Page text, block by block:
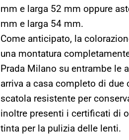
mm e larga 52 mm oppure
mm e larga 54 mm.
Come anticipato, la
una montatura
Prada Milano su entrambe le
arriva a casa completo di due
scatola resistente per
inoltre presenti i certificati di
tinta per la pulizia delle lenti.